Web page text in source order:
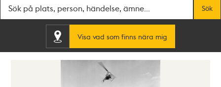
Sök
Visa vad som finns nära mig